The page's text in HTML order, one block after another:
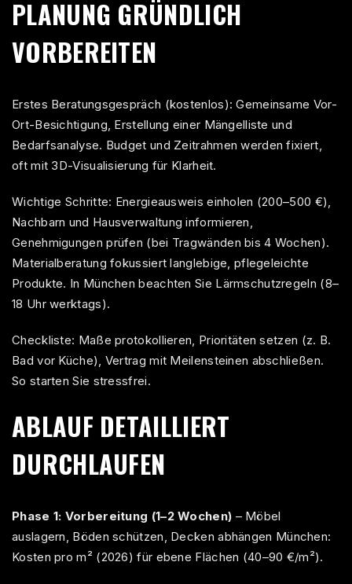
PLANUNG GRÜNDLICH
VORBEREITEN
Erstes Beratungsgespräch (kostenlos): Gemeinsame Vor-
Ort-Besichtigung, Erstellung einer Mängelliste und
Bedarfsanalyse. Budget und Zeitrahmen werden fixiert,
oft mit 3D-Visualisierung für Klarheit.
Wichtige Schritte: Energieausweis einholen (200–500 €),
Nachbarn und Hausverwaltung informieren,
Genehmigungen prüfen (bei Tragwänden bis 4 Wochen).
Materialberatung fokussiert langlebige, pflegeleichte
Produkte. In München beachten Sie Lärmschutzregeln (8–
18 Uhr werktags).
Checkliste: Maße protokollieren, Prioritäten setzen (z. B.
Bad vor Küche), Vertrag mit Meilensteinen abschließen.
So starten Sie stressfrei.
ABLAUF DETAILLIERT
DURCHLAUFEN
Phase 1: Vorbereitung (1–2 Wochen) – Möbel
auslagern, Böden schützen, Decken abhängen München:
Kosten pro m² (2026) für ebene Flächen (40–90 €/m²).